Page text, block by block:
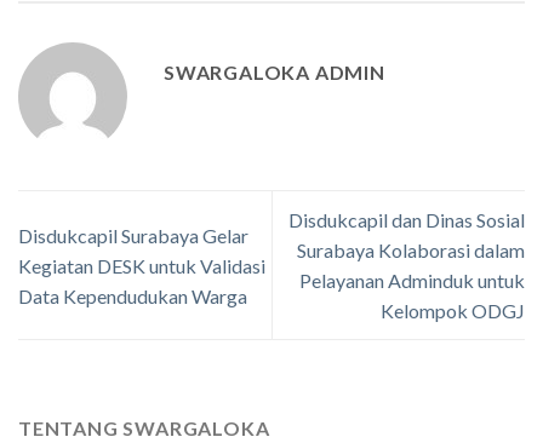
SWARGALOKA ADMIN
Disdukcapil Surabaya Gelar
Kegiatan DESK untuk Validasi
Data Kependudukan Warga
Disdukcapil dan Dinas Sosial
Surabaya Kolaborasi dalam
Pelayanan Adminduk untuk
Kelompok ODGJ
TENTANG SWARGALOKA